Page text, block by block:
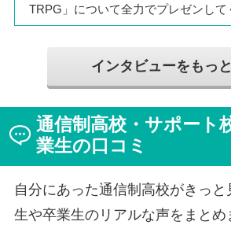
TRPG」について全力でプレゼンして
は、全日制高校での生活の中で体調
トやスクーリングをこなしながら、
ようになった2か月を振り返ってお話
「通信制高校は家で一人で勉強する
ジを持っていた田中さんですが、キ
（先生）や仲間に囲まれる中で、そ
わったと言います。
インタビューをもっ
通信制高校・サポー
業生の口コミ
自分にあった通信制高校がきっ
生や卒業生のリアルな声をまとめ